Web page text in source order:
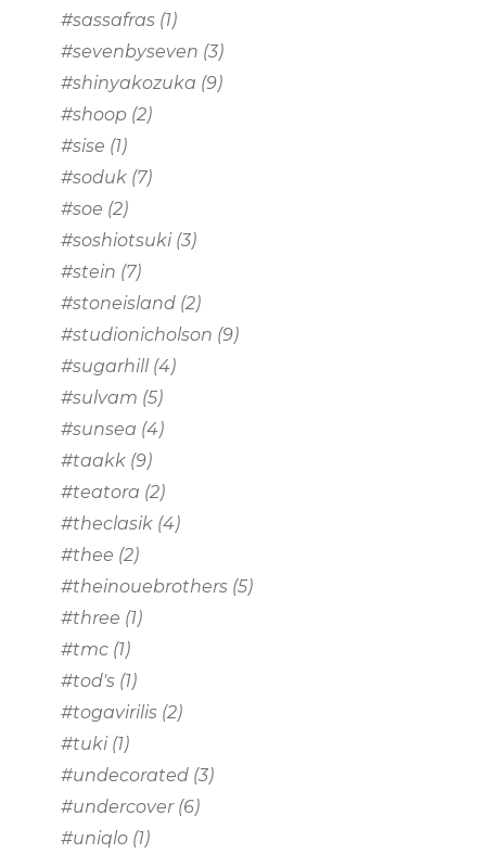
#sassafras (1)
#sevenbyseven (3)
#shinyakozuka (9)
#shoop (2)
#sise (1)
#soduk (7)
#soe (2)
#soshiotsuki(3)
#stein (7)
#stoneisland (2)
#studionicholson (9)
#sugarhill (4)
#sulvam (5)
#sunsea (4)
#taakk (9)
#teatora (2)
#theclasik (4)
#thee (2)
#theinouebrothers (5)
#three (1)
#tmc (1)
#tod's (1)
#togavirilis (2)
#tuki(1)
#undecorated (3)
#undercover(6)
#uniqlo (1)